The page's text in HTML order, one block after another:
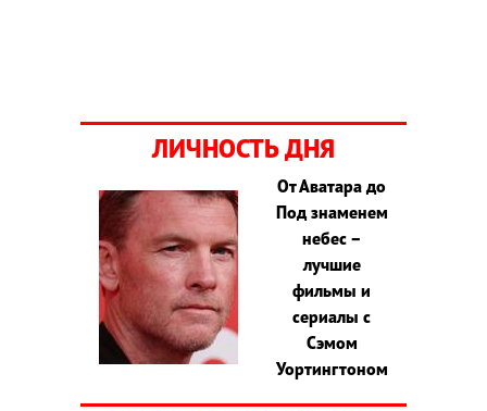
ЛИЧНОСТЬ ДНЯ
От Аватара до
Под знаменем
небес –
лучшие
фильмы и
сериалы с
Сэмом
Уортингтоном